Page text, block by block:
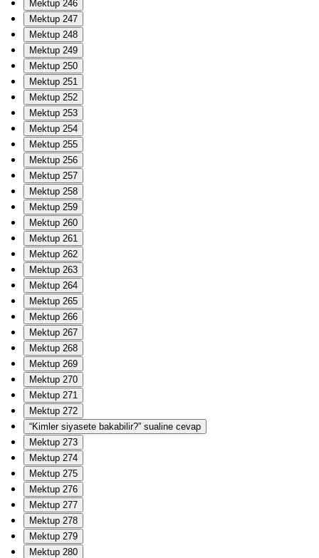
Mektup 246
Mektup 247
Mektup 248
Mektup 249
Mektup 250
Mektup 251
Mektup 252
Mektup 253
Mektup 254
Mektup 255
Mektup 256
Mektup 257
Mektup 258
Mektup 259
Mektup 260
Mektup 261
Mektup 262
Mektup 263
Mektup 264
Mektup 265
Mektup 266
Mektup 267
Mektup 268
Mektup 269
Mektup 270
Mektup 271
Mektup 272
“Kimler siyasete bakabilir?” sualine cevap
Mektup 273
Mektup 274
Mektup 275
Mektup 276
Mektup 277
Mektup 278
Mektup 279
Mektup 280